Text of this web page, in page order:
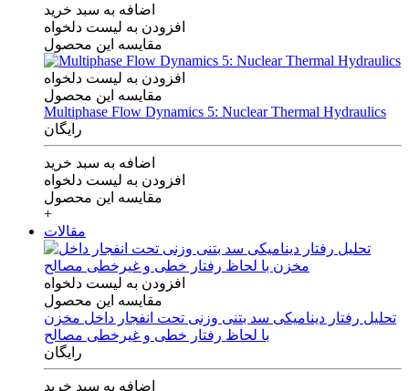
اضافه به سبد خرید
افزودن به لیست دلخواه
مقایسه این محصول
افزودن به لیست دلخواه
مقایسه این محصول
Multiphase Flow Dynamics 5: Nuclear Thermal Hydraulics
رایگان
اضافه به سبد خرید
افزودن به لیست دلخواه
مقایسه این محصول
+
مقالات
افزودن به لیست دلخواه
مقایسه این محصول
تحلیل رفتار دینامیکی سد بتنی وزنی تحت انفجار داخل مخزن
با لحاظ رفتار خطی و غیرخطی مصالح
رایگان
اضافه به سبد خرید